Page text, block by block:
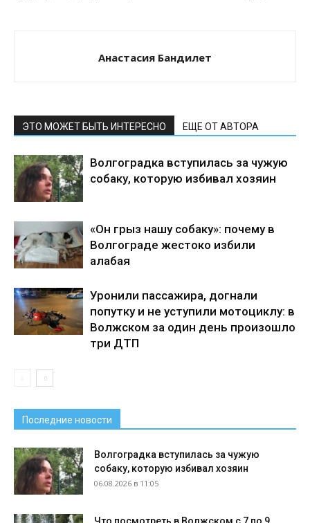
Анастасия Бандилет
ЭТО МОЖЕТ БЫТЬ ИНТЕРЕСНО ЕЩЕ ОТ АВТОРА
Волгоградка вступилась за чужую
собаку, которую избивал хозяин
«Он грыз нашу собаку»: почему в
Волгограде жестоко избили
алабая
Уронили пассажира, догнали
попутку и не уступили мотоциклу: в
Волжском за один день произошло
три ДТП
Последние новости
Волгоградка вступилась за чужую
собаку, которую избивал хозяин
06.08.2026 в 11:05
Что посмотреть в Волжском с 7 по 9